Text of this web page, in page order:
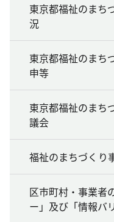
東京都福祉のま
況
東京都福祉のま
申等
東京都福祉のまち
議会
福祉のまちづくり
区市町村・事業者
ー」及び「情報バ